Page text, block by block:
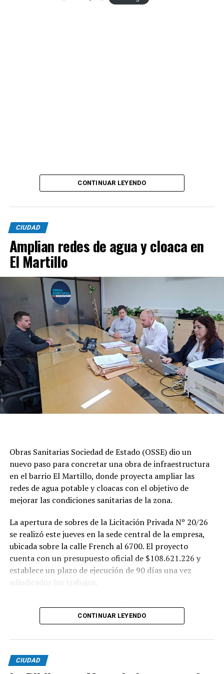
CONTINUAR LEYENDO
CIUDAD
Amplian redes de agua y cloaca en
El Martillo
Obras Sanitarias Sociedad de Estado (OSSE) dio un
nuevo paso para concretar una obra de infraestructura
en el barrio El Martillo, donde proyecta ampliar las
redes de agua potable y cloacas con el objetivo de
mejorar las condiciones sanitarias de la zona.
La apertura de sobres de la Licitación Privada Nº 20/26
se realizó este jueves en la sede central de la empresa,
ubicada sobre la calle French al 6700. El proyecto
cuenta con un presupuesto oficial de $108.621.226 y
establece un plazo de ejecución de 90 días una vez
adjudicados los trabajos.
agua potable incluyen la colocación de unos 355 metros
ejecución de 29 conexiones domiciliarias. Los trabajos se
desarrollarán en distintos sectores comprendidos por
las calles Pehuajó, Sicilia, Génova y Génova Bis.
CONTINUAR LEYENDO
CIUDAD